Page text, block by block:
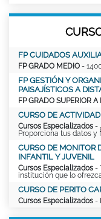
FP CUIDADOS
FP GRADO MEDIO -
FP GESTIÓN Y
PAISAJÍSTICOS A
FP GRADO SUPERIOR A
CURSO DE
Cursos Especializados -
Proporciona tus datos y
CURSO DE MONITOR
INFANTIL Y JUVENIL
Cursos Especializados -
institución que lo
CURSO DE PERITO
Cursos Especializados -